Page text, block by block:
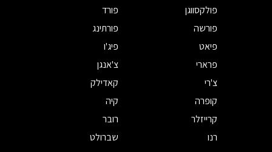
פולקסווגן
פורד
פורשה
פורתינג
פיאט
פיג'ו
פרארי
צ'אנגן
צ'רי
קאדילק
קופרה
קיה
קרייזלר
רובר
רנו
שברולט